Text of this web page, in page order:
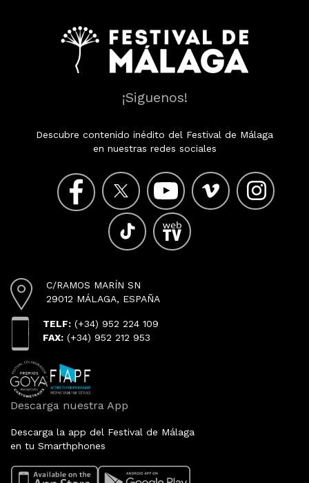
¡Siguenos!
Descubre contenido inédito del Festival de Málaga
en nuestras redes sociales
C/RAMOS MARÍN SN
29012 MÁLAGA, ESPAÑA
TELF: (+34) 952 224 109
FAX: (+34) 952 212 953
Descarga nuestra App
Descarga la app del Festival de Málaga
en tu Smarthphones